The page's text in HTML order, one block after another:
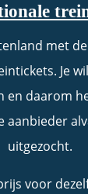
met
Je
en daarom
aanbieder
uitgezocht.
voor